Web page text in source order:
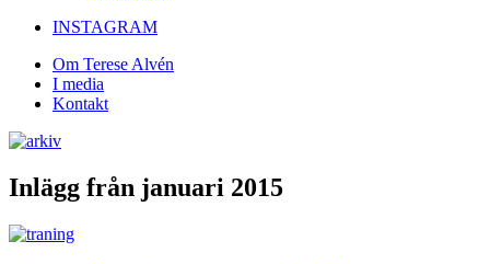
INSTAGRAM
Om Terese Alvén
I media
Kontakt
Inlägg från januari 2015